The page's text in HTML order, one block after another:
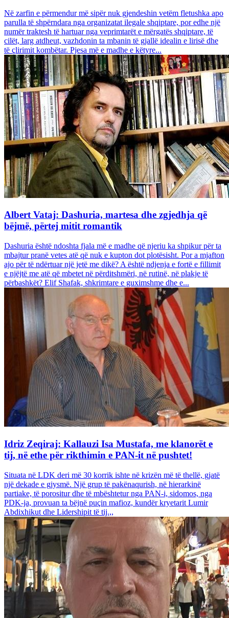
Në zarfin e përmendur më sipër nuk gjendeshin vetëm fletushka apo
parulla të shpërndara nga organizatat ilegale shqiptare, por edhe një
numër traktesh të hartuar nga veprimtarët e mërgatës shqiptare, të
cilët, larg atdheut, vazhdonin ta mbanin të gjallë idealin e lirisë dhe
të çlirimit kombëtar. Pjesa më e madhe e këtyre...
Albert Vataj: Dashuria, martesa dhe zgjedhja që
bëjmë, përtej mitit romantik
Dashuria është ndoshta fjala më e madhe që njeriu ka shpikur për ta
mbajtur pranë vetes atë që nuk e kupton dot plotësisht. Por a mjafton
ajo për të ndërtuar një jetë me dikë? A është ndjenja e fortë e fillimit
e njëjtë me atë që mbetet në përditshmëri, në rutinë, në plakje të
përbashkët? Elif Shafak, shkrimtare e guximshme dhe e...
Idriz Zeqiraj: Kallauzi Isa Mustafa, me klanorët e
tij, në ethe për rikthimin e PAN-it në pushtet!
Situata në LDK deri më 30 korrik ishte në krizën më të thellë, gjatë
një dekade e gjysmë. Një grup të pakënaqurish, në hierarkinë
partiake, të porositur dhe të mbështetur nga PAN-i, sidomos, nga
PDK-ja, provuan ta bëjnë puçin mafioz, kundër kryetarit Lumir
Abdixhikut dhe Lidershipit të tij.,,